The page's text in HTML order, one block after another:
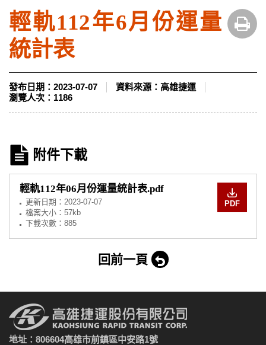
輕軌112年6月份運量
統計表
發布日期： 2023-07-07 資料來源： 高雄捷運
瀏覽人次： 1186
附件下載
輕軌112年06月份運量統計表.pdf
更新日期： 2023-07-07
檔案大小：57kb
下載次數：885
PDF
回前一頁
地址：806604高雄市前鎮區中安路1號